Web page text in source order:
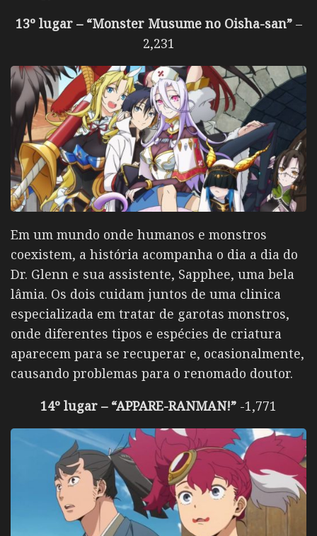
13º lugar – “Monster Musume no Oisha-san”–
2,231
Em um mundo onde humanos e monstros
coexistem, a história acompanha o dia a dia do
Dr. Glenn e sua assistente, Sapphee, uma bela
lâmia. Os dois cuidam juntos de uma clinica
especializada em tratar de garotas monstros,
onde diferentes tipos e espécies de criatura
aparecem para se recuperar e, ocasionalmente,
causando problemas para o renomado doutor.
14º lugar – “APPARE-RANMAN!” -1,771